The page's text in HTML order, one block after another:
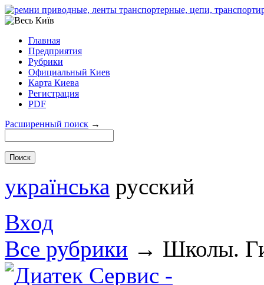
Главная
Предприятия
Рубрики
Официальный Киев
Карта Киева
Регистрация
PDF
Расширенный поиск →
українська русский
Вход
Все рубрики → Школы.